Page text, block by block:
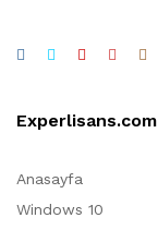
Experlisans.com
Anasayfa
Windows 10